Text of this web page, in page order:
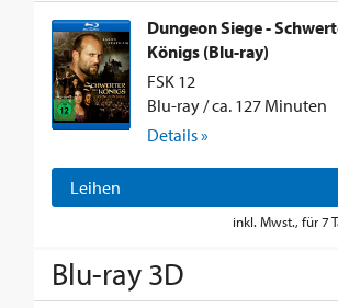
Dungeon Siege -
Königs (Blu-ray)
FSK 12
Blu-ray / ca. 127 Minuten
Details »
Leihen
inkl. Mwst., für 7
Blu-ray 3D